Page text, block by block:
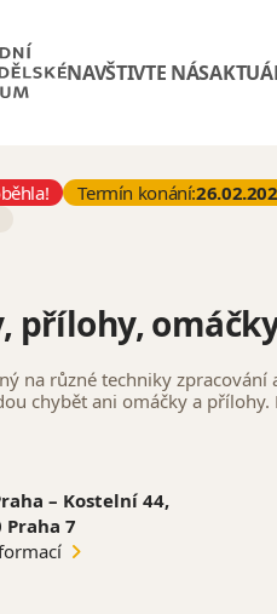
NAVŠTIVTE NÁS
Termín konání:
přílohy,
na různé techniky zpracování
chybět ani omáčky a
– Kostelní 44,
Praha 7